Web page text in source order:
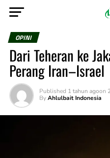
OPINI
Dari Teheran ke
Perang Iran–Israel
Published 1 tahun agoon
By Ahlulbait Indonesia